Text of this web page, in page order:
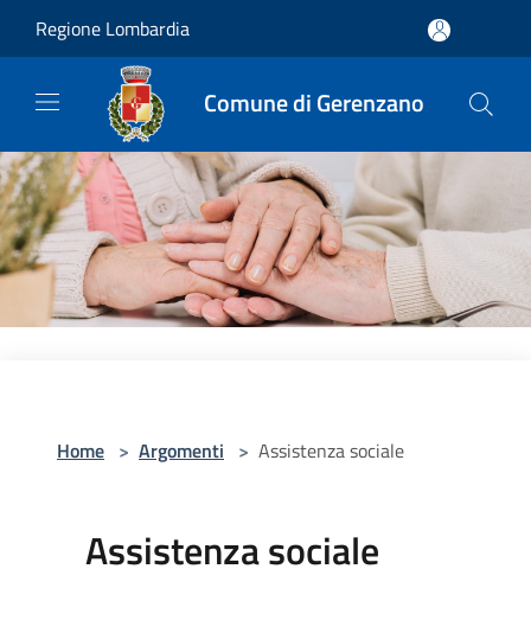
Regione Lombardia
Comune di Gerenzano
Home > Argomenti > Assistenza sociale
Assistenza sociale